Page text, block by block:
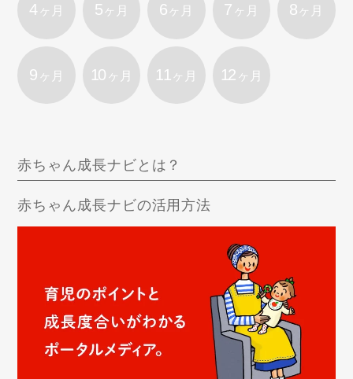
4 ヶ月 5 ヶ月 6 ヶ月 7 ヶ月 8 ヶ月
9 ヶ月 10 ヶ月 11 ヶ月 12 ヶ月
赤ちゃん成長ナビとは？
赤ちゃん成長ナビの活用方法